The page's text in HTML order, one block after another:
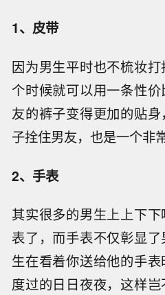
1、皮带
因为男生平时也不梳妆
个时候就可以用一条性
友的裤子变得更加的贴
子拴住男友，也是一个非
2、手表
其实很多的男生上上下
表了，而手表不仅彰显
生在看着你送给他的手
度过的日日夜夜，这样